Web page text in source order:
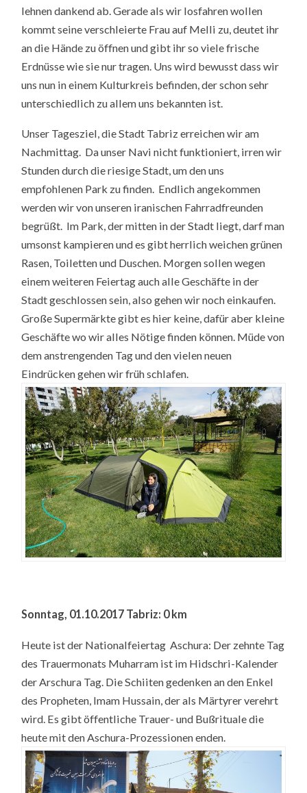
lehnen dankend ab. Gerade als wir losfahren wollen
kommt seine verschleierte Frau auf Melli zu, deutet ihr
an die Hände zu öffnen und gibt ihr so viele frische
Erdnüsse wie sie nur tragen. Uns wird bewusst dass wir
uns nun in einem Kulturkreis befinden, der schon sehr
unterschiedlich zu allem uns bekannten ist.
Unser Tagesziel, die Stadt Tabriz erreichen wir am
Nachmittag. Da unser Navi nicht funktioniert, irren wir
Stunden durch die riesige Stadt, um den uns
empfohlenen Park zu finden. Endlich angekommen
werden wir von unseren iranischen Fahrradfreunden
begrüßt. Im Park, der mitten in der Stadt liegt, darf man
umsonst kampieren und es gibt herrlich weichen grünen
Rasen, Toiletten und Duschen. Morgen sollen wegen
einem weiteren Feiertag auch alle Geschäfte in der
Stadt geschlossen sein, also gehen wir noch einkaufen.
Große Supermärkte gibt es hier keine, dafür aber kleine
Geschäfte wo wir alles Nötige finden können. Müde von
dem anstrengenden Tag und den vielen neuen
Eindrücken gehen wir früh schlafen.
Sonntag, 01.10.2017 Tabriz: 0 km
Heute ist der Nationalfeiertag Aschura: Der zehnte Tag
des Trauermonats Muharram ist im Hidschri-Kalender
der Arschura Tag. Die Schiiten gedenken an den Enkel
des Propheten, Imam Hussain, der als Märtyrer verehrt
wird. Es gibt öffentliche Trauer- und Bußrituale die
heute mit den Aschura-Prozessionen enden.